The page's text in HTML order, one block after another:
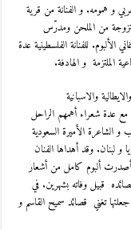
و همومه. و الفنانة من قرية
متزوجة من الملحن ومدرّس
للفنانة الفلسطينية عدة
الملتزمة و الهادفة.
والاسبانية
مع عدة شعراء أهمهم الراحل
الشاعرة الأميرة السعودية
لبنان. وقد أهداها الفنان
أصدرت ألبوم كامل من أشعار
قبيل وفاته بشهرين. في
تغني قصائد سميح القاسم و